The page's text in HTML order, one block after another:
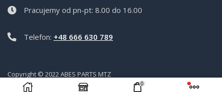
Pracujemy od pn-pt: 8.00 do 16.00
Telefon: +48 666 630 789
Copyright © 2022 ABES PARTS MTZ
0